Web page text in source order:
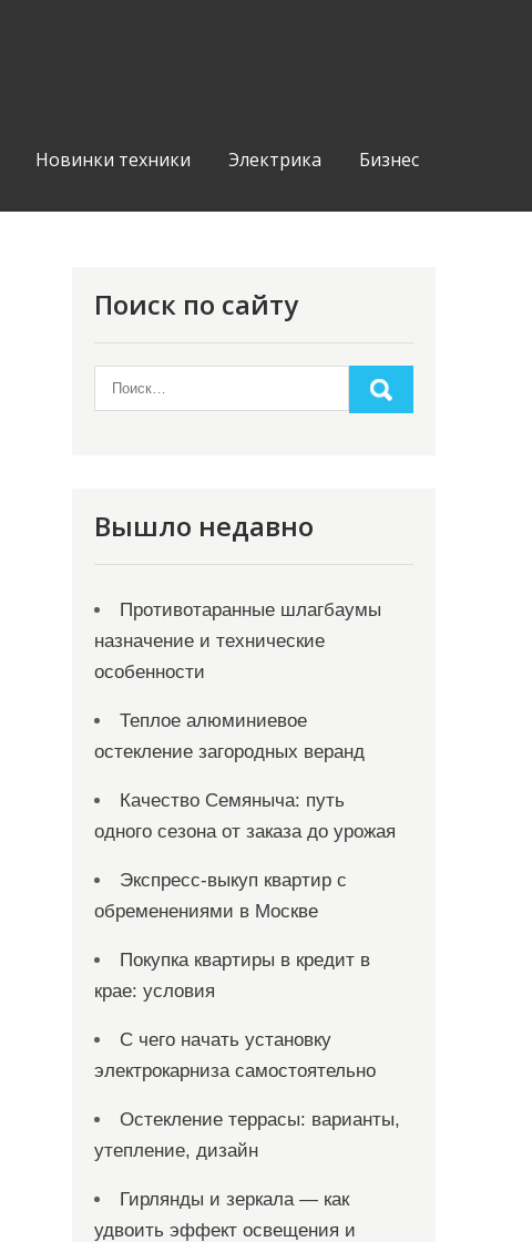
Новинки техники Электрика Бизнес
Поиск по сайту
Вышло недавно
Противотаранные шлагбаумы
назначение и технические
особенности
Теплое алюминиевое
остекление загородных веранд
Качество Семяныча: путь
одного сезона от заказа до урожая
Экспресс-выкуп квартир с
обременениями в Москве
Покупка квартиры в кредит в
крае: условия
С чего начать установку
электрокарниза самостоятельно
Остекление террасы: варианты,
утепление, дизайн
Гирлянды и зеркала — как
удвоить эффект освещения и